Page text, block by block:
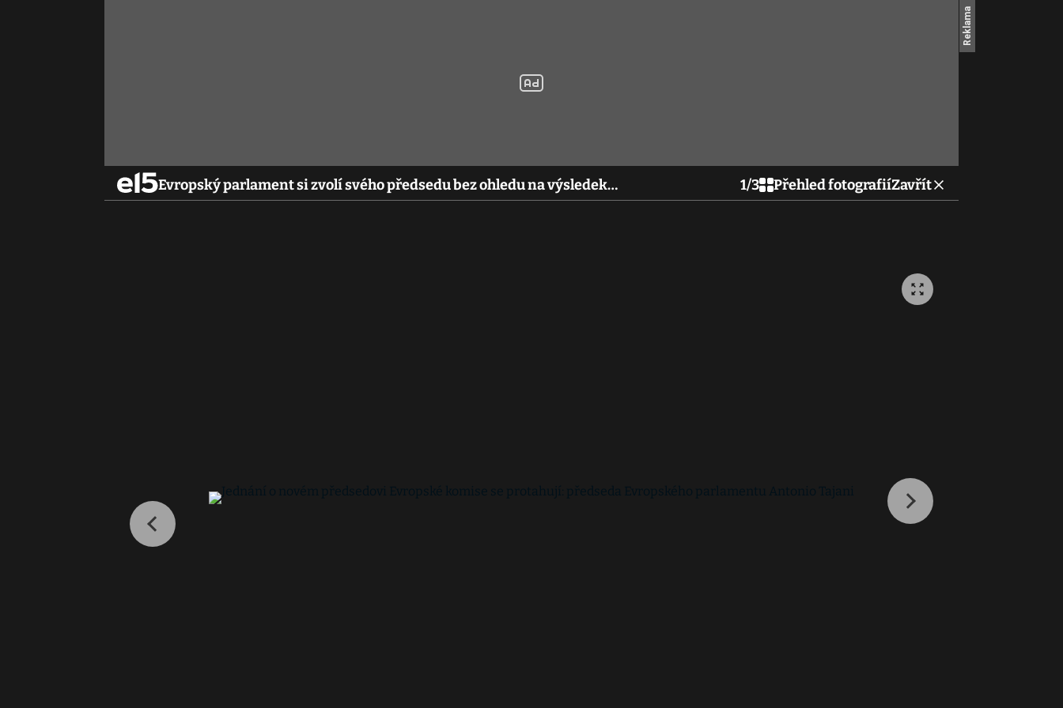
Evropský parlament si zvolí svého předsedu bez ohledu na výsledek… 1/3 Přehled fotografiíZavřít